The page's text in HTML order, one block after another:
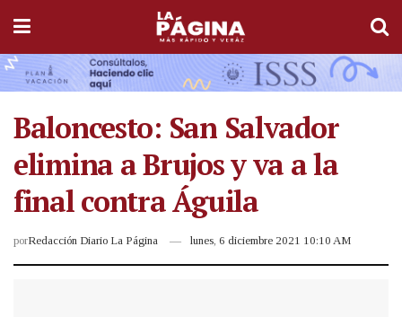
Baloncesto: San Salvador
elimina a Brujos y va a la
final contra Águila
porRedacción Diario La Página lunes, 6 diciembre 2021 10:10 AM